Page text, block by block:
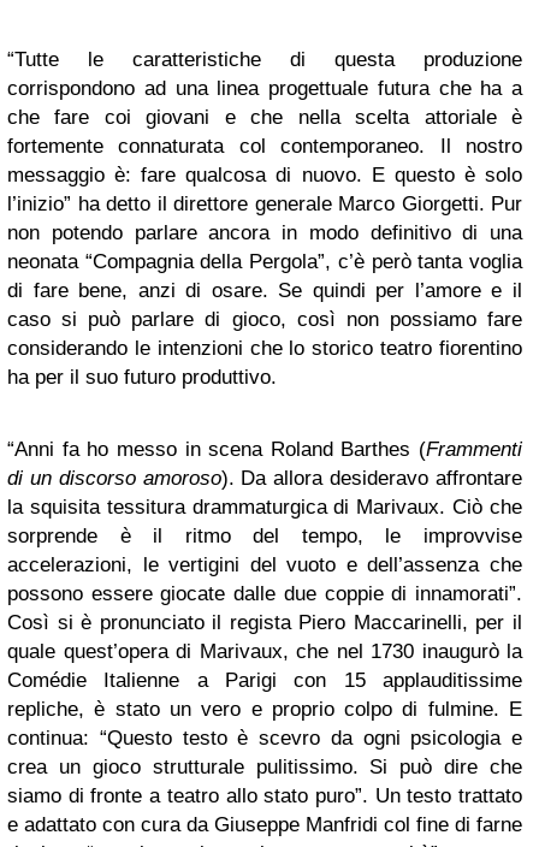
“Tutte le caratteristiche di questa produzione
corrispondono ad una linea progettuale futura che ha a
che fare coi giovani e che nella scelta attoriale è
fortemente connaturata col contemporaneo. Il nostro
messaggio è: fare qualcosa di nuovo. E questo è solo
l’inizio” ha detto il direttore generale Marco Giorgetti. Pur
non potendo parlare ancora in modo definitivo di una
neonata “Compagnia della Pergola”, c’è però tanta voglia
di fare bene, anzi di osare. Se quindi per l’amore e il
caso si può parlare di gioco, così non possiamo fare
considerando le intenzioni che lo storico teatro fiorentino
ha per il suo futuro produttivo.
“Anni fa ho messo in scena Roland Barthes (Frammenti
di un discorso amoroso). Da allora desideravo affrontare
la squisita tessitura drammaturgica di Marivaux. Ciò che
sorprende è il ritmo del tempo, le improvvise
accelerazioni, le vertigini del vuoto e dell’assenza che
possono essere giocate dalle due coppie di innamorati”.
Così si è pronunciato il regista Piero Maccarinelli, per il
quale quest’opera di Marivaux, che nel 1730 inaugurò la
Comédie Italienne a Parigi con 15 applauditissime
repliche, è stato un vero e proprio colpo di fulmine. E
continua: “Questo testo è scevro da ogni psicologia e
crea un gioco strutturale pulitissimo. Si può dire che
siamo di fronte a teatro allo stato puro”. Un testo trattato
e adattato con cura da Giuseppe Manfridi col fine di farne